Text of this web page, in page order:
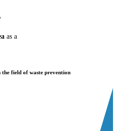
as a
field of waste prevention